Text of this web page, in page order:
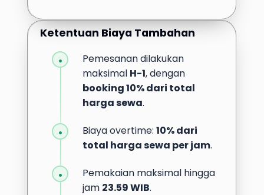
Ketentuan Biaya Tambahan
Pemesanan dilakukan
maksimal H-1, dengan
booking 10% dari total
harga sewa.
Biaya overtime: 10% dari
total harga sewa per jam.
Pemakaian maksimal hingga
jam 23.59 WIB.